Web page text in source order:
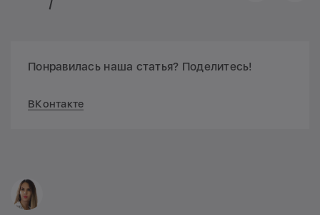
Понравилась наша статья? Поделитесь!
ВКонтакте